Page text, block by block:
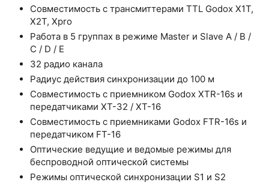
Совместимость с трансмиттерами TTL Godox X1T,
X2T, Xpro
Работа в 5 группах в режиме Master и Slave A / B /
C / D / E
32 радио канала
Радиус действия синхронизации до 100 м
Совместимость с приемником Godox XTR-16s и
передатчиками XT-32 / XT-16
Совместимость с приемниками Godox FTR-16s и
передатчиком FT-16
Оптические ведущие и ведомые режимы для
беспроводной оптической системы
Режимы оптической синхронизации S1 и S2